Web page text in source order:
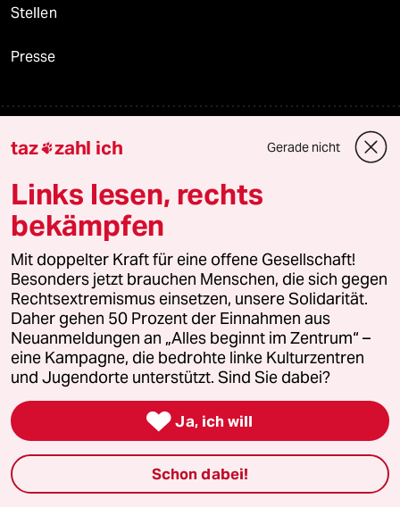
Stellen
Presse
Unterstützen
abo
genossenschaft
taz zahl ich
recherchefonds ausland
panterstiftung
panterpreis 2026
Podcast
taz zahl ich Gerade nicht
Links lesen, rechts
bekämpfen
Mit doppelter Kraft für eine offene Gesellschaft!
Besonders jetzt brauchen Menschen, die sich gegen
Rechtsextremismus einsetzen, unsere Solidarität.
Daher gehen 50 Prozent der Einnahmen aus
Neuanmeldungen an „Alles beginnt im Zentrum“ –
eine Kampagne, die bedrohte linke Kulturzentren
und Jugendorte unterstützt. Sind Sie dabei?
 Ja, ich will
Schon dabei!